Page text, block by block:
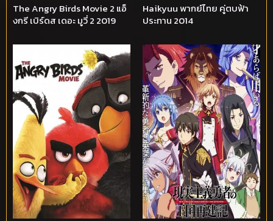
The Angry Birds Movie 2 แอ็
งกรี เบิร์ดส เดอะ มูวี่ 2 2019
Haikyuu พากย์ไทย คู่ตบฟ้า
ประทาน 2014